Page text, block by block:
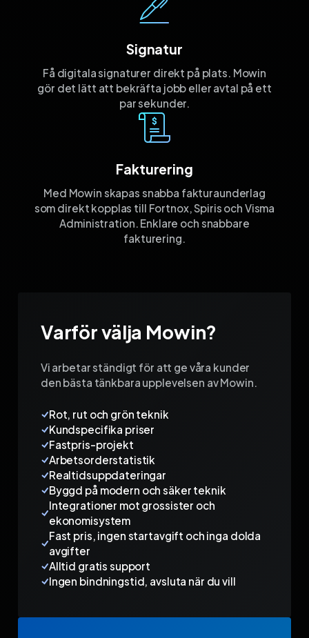
Signatur
Få digitala signaturer direkt på plats. Mowin
gör det lätt att bekräfta jobb eller avtal på ett
par sekunder.
Fakturering
Med Mowin skapas snabba fakturaunderlag
som direkt kopplas till Fortnox, Spiris och Visma
Administration. Enklare och snabbare
fakturering.
Varför välja Mowin?
Vi arbetar ständigt för att ge våra kunder
den bästa tänkbara upplevelsen av Mowin.
Rot, rut och grön teknik
Kundspecifika priser
Fastpris-projekt
Arbetsorderstatistik
Realtidsuppdateringar
Byggd på modern och säker teknik
Integrationer mot grossister och
ekonomisystem
Fast pris, ingen startavgift och inga dolda
avgifter
Alltid gratis support
Ingen bindningstid, avsluta när du vill